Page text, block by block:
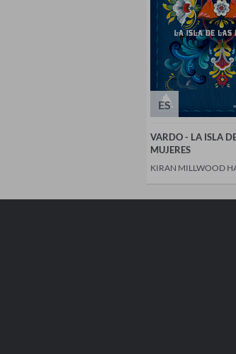
ES
VARDO - LA ISLA
MUJERES
KIRAN MILLWOOD